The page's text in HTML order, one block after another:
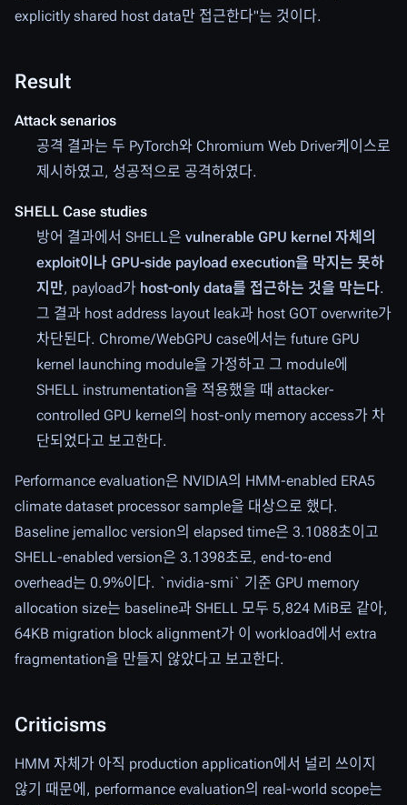
explicitly shared host data만 접근한다"는 것이다.
Result
Attack senarios
공격 결과는 두 PyTorch와 Chromium Web Driver케이스로
제시하였고, 성공적으로 공격하였다.
SHELL Case studies
방어 결과에서 SHELL은 vulnerable GPU kernel 자체의
exploit이나 GPU-side payload execution을 막지는 못하
지만, payload가 host-only data를 접근하는 것을 막는다.
그 결과 host address layout leak과 host GOT overwrite가
차단된다. Chrome/WebGPU case에서는 future GPU
kernel launching module을 가정하고 그 module에
SHELL instrumentation을 적용했을 때 attacker-
controlled GPU kernel의 host-only memory access가 차
단되었다고 보고한다.
Performance evaluation은 NVIDIA의 HMM-enabled ERA5
climate dataset processor sample을 대상으로 했다.
Baseline jemalloc version의 elapsed time은 3.1088초이고
SHELL-enabled version은 3.1398초로, end-to-end
overhead는 0.9%이다. `nvidia-smi` 기준 GPU memory
allocation size는 baseline과 SHELL 모두 5,824 MiB로 같아,
64KB migration block alignment가 이 workload에서 extra
fragmentation을 만들지 않았다고 보고한다.
Criticisms
HMM 자체가 아직 production application에서 널리 쓰이지
않기 때문에, performance evaluation의 real-world scope는